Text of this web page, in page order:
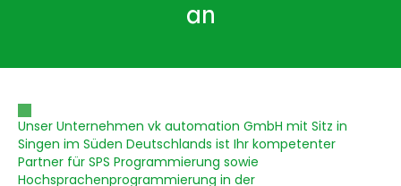
an
Unser Unternehmen vk automation GmbH mit Sitz in
Singen im Süden Deutschlands ist Ihr kompetenter
Partner für SPS Programmierung sowie
Hochsprachenprogrammierung in der